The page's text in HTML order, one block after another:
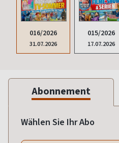
016/2026
31.07.2026
015/2026
17.07.2026
Abonnement
Wählen Sie Ihr Abo